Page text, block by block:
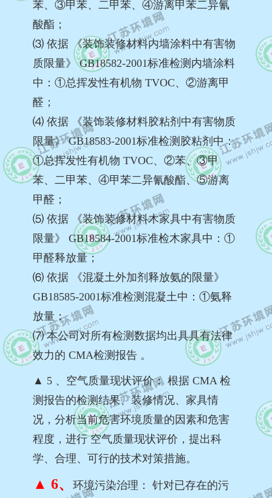
苯、③甲苯、二甲苯、④游离甲苯二异氰
酸酯；
⑶ 依据 《装饰装修材料内墙涂料中有害物
质限量》 GB18582-2001标准检测内墙涂料
中：①总挥发性有机物 TVOC、②游离甲
醛；
⑷ 依据 《装饰装修材料胶粘剂中有害物质
限量》 GB18583-2001标准检测胶粘剂中：
①总挥发性有机物 TVOC、②苯、③甲
苯、二甲苯、④甲苯二异氰酸酯、⑤游离
甲醛；
⑸ 依据 《装饰装修材料木家具中有害物质
限量》 GB18584-2001标准检木家具中：①
甲醛释放量；
⑹ 依据 《混凝土外加剂释放氨的限量》
GB18585-2001标准检测混凝土中：①氨释
放量；
⑺ 本公司对所有检测数据均出具具有法律
效力的 CMA检测报告 。
▲ 5 、空气质量现状评价： 根据 CMA 检
测报告的检测结果、装修情况、家具情
况，分析当前危害环境质量的因素和危害
程度，进行 空气质量现状评价，提出科
学、合理、可行的技术对策措施。
▲ 6、
环境污染治理： 针对已存在的污